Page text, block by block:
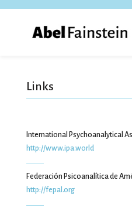
Links
International Psychoanalytical
http://www.ipa.world
Federación Psicoanalítica de
http://fepal.org